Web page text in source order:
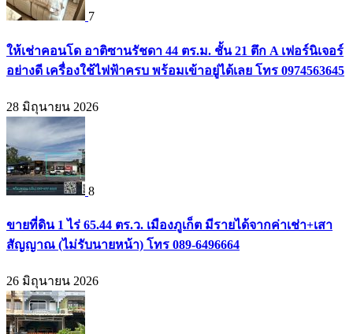
7
ให้เช่าคอนโด อาติซานรัชดา 44 ตร.ม. ชั้น 21 ตึก A เฟอร์นิเจอร์
อย่างดี เครื่องใช้ไฟฟ้าครบ พร้อมเข้าอยู่ได้เลย โทร 0974563645
28 มิถุนายน 2026
8
ขายที่ดิน 1 ไร่ 65.44 ตร.ว. เมืองภูเก็ต มีรายได้จากค่าเช่า+เสา
สัญญาณ (ไม่รับนายหน้า) โทร 089-6496664
26 มิถุนายน 2026